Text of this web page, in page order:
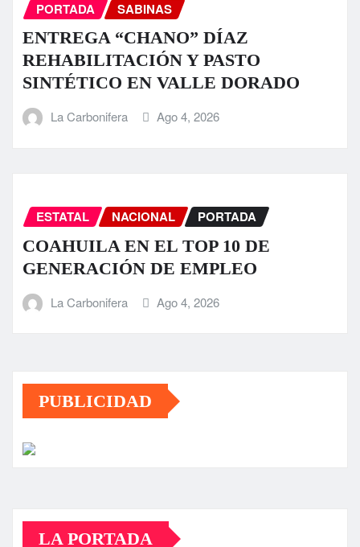
PORTADA SABINAS
ENTREGA “CHANO” DÍAZ
REHABILITACIÓN Y PASTO
SINTÉTICO EN VALLE DORADO
La Carbonifera Ago 4, 2026
ESTATAL NACIONAL PORTADA
COAHUILA EN EL TOP 10 DE
GENERACIÓN DE EMPLEO
La Carbonifera Ago 4, 2026
PUBLICIDAD
LA PORTADA